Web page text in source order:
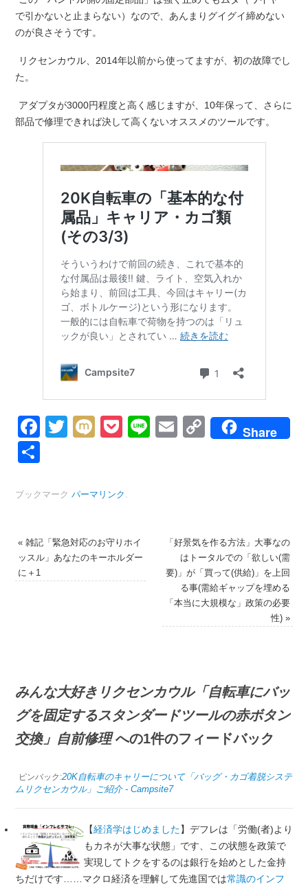
で引かないと止まらない）なので、あんまりグイグイ締めない
のが良さそうです。
リクセンカウル、2014年以前から使ってますが、初の故障でし
た。
アダプタが3000円程度と高く感じますが、10年保って、さらに
部品で修理できれば決して高くないオススメのツールです。
Facebook
Twitter
MixiPocket
LineEmailCopyShare
ブックマーク パーマリンク .
«雑記「緊急対応のお守りホイ
ッスル」あなたのキーホルダー
に＋1
「好景気を作る方法」大事なの
はトータルでの「欲しい(需
要)」が「買って(供給)」を上回
る事(需給ギャップを埋める
「本当に大規模な」政策の必要
性)»
みんな大好きリクセンカウル「自転車にバッ
グを固定するスタンダードツールの赤ボタン
交換」自前修理への1件のフィードバック
ピンバック:20K自転車のキャリーについて「バッグ・カゴ着脱システ
ムリクセンカウル」ご紹介 - Campsite7
【経済学はじめました】デフレは「労働(者)より
もカネが大事な状態」です、この状態を政策で
実現してトクをするのは銀行を始めとした金持
ちだけです……マクロ経済を理解して先進国では常識のインフ